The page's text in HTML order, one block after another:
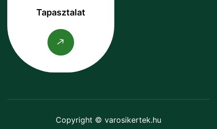
Tapasztalat
Copyright © varosikertek.hu